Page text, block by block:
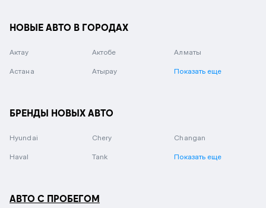
НОВЫЕ АВТО В ГОРОДАХ
Актау Актобе Алматы
Астана Атырау Показать еще
БРЕНДЫ НОВЫХ АВТО
Hyundai Chery Changan
Haval Tank Показать еще
АВТО С ПРОБЕГОМ